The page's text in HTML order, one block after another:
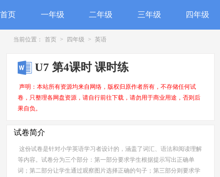
首页 一年级 二年级 三年级 四年级
当前位置： 首页 > 四年级 > 英语
U7 第4课时 课时练
声明：本站所有资源均来自网络，版权归原作者所有，不存储任何试
卷，只整理各网盘资源，请自行前往下载，请勿用于商业用途，否则后
果自负。
试卷简介
这份试卷是针对小学英语学习者设计的，涵盖了词汇、语法和阅读理解
等内容。试卷分为三个部分：第一部分要求学生根据提示写出正确单
词；第二部分让学生通过观察图片选择正确的句子；第三部分则要求学